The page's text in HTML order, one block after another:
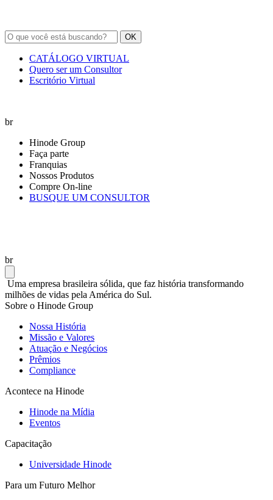
OK
CATÁLOGO VIRTUAL
Quero ser um Consultor
Escritório Virtual
br
Hinode Group
Faça parte
Franquias
Nossos Produtos
Compre On-line
BUSQUE UM CONSULTOR
br
Uma empresa brasileira sólida, que faz história transformando
milhões de vidas pela América do Sul.
Sobre o Hinode Group
Nossa História
Missão e Valores
Atuação e Negócios
Prêmios
Compliance
Acontece na Hinode
Hinode na Mídia
Eventos
Capacitação
Universidade Hinode
Para um Futuro Melhor